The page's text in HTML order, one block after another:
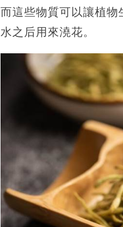
而這些物質可以讓植
水之后用來澆花。